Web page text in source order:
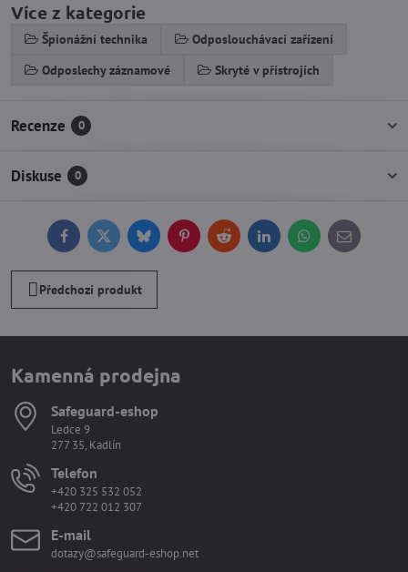
Více z kategorie
Špionážní technika
Odposlouchávací zařízení
Odposlechy záznamové
Skryté v přístrojích
Recenze 0
Diskuse 0
FacebookTwitterBlueskyPinterestReddit LinkedInWhatsApp
E-
mail
Předchozí produkt
Kamenná prodejna
Safeguard-eshop
Ledce 9
277 35, Kadlín
Telefon
+420 325 532 052
+420 722 012 307
E-mail
dotazy@safeguard-eshop.net